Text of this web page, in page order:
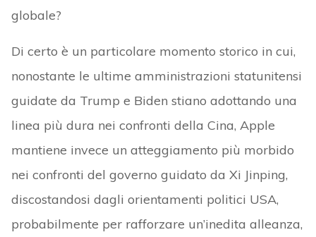
globale?
Di certo è un particolare momento storico in cui,
nonostante le ultime amministrazioni statunitensi
guidate da Trump e Biden stiano adottando una
linea più dura nei confronti della Cina, Apple
mantiene invece un atteggiamento più morbido
nei confronti del governo guidato da Xi Jinping,
discostandosi dagli orientamenti politici USA,
probabilmente per rafforzare un’inedita alleanza,